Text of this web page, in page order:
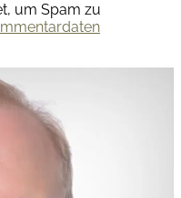
um Spam zu